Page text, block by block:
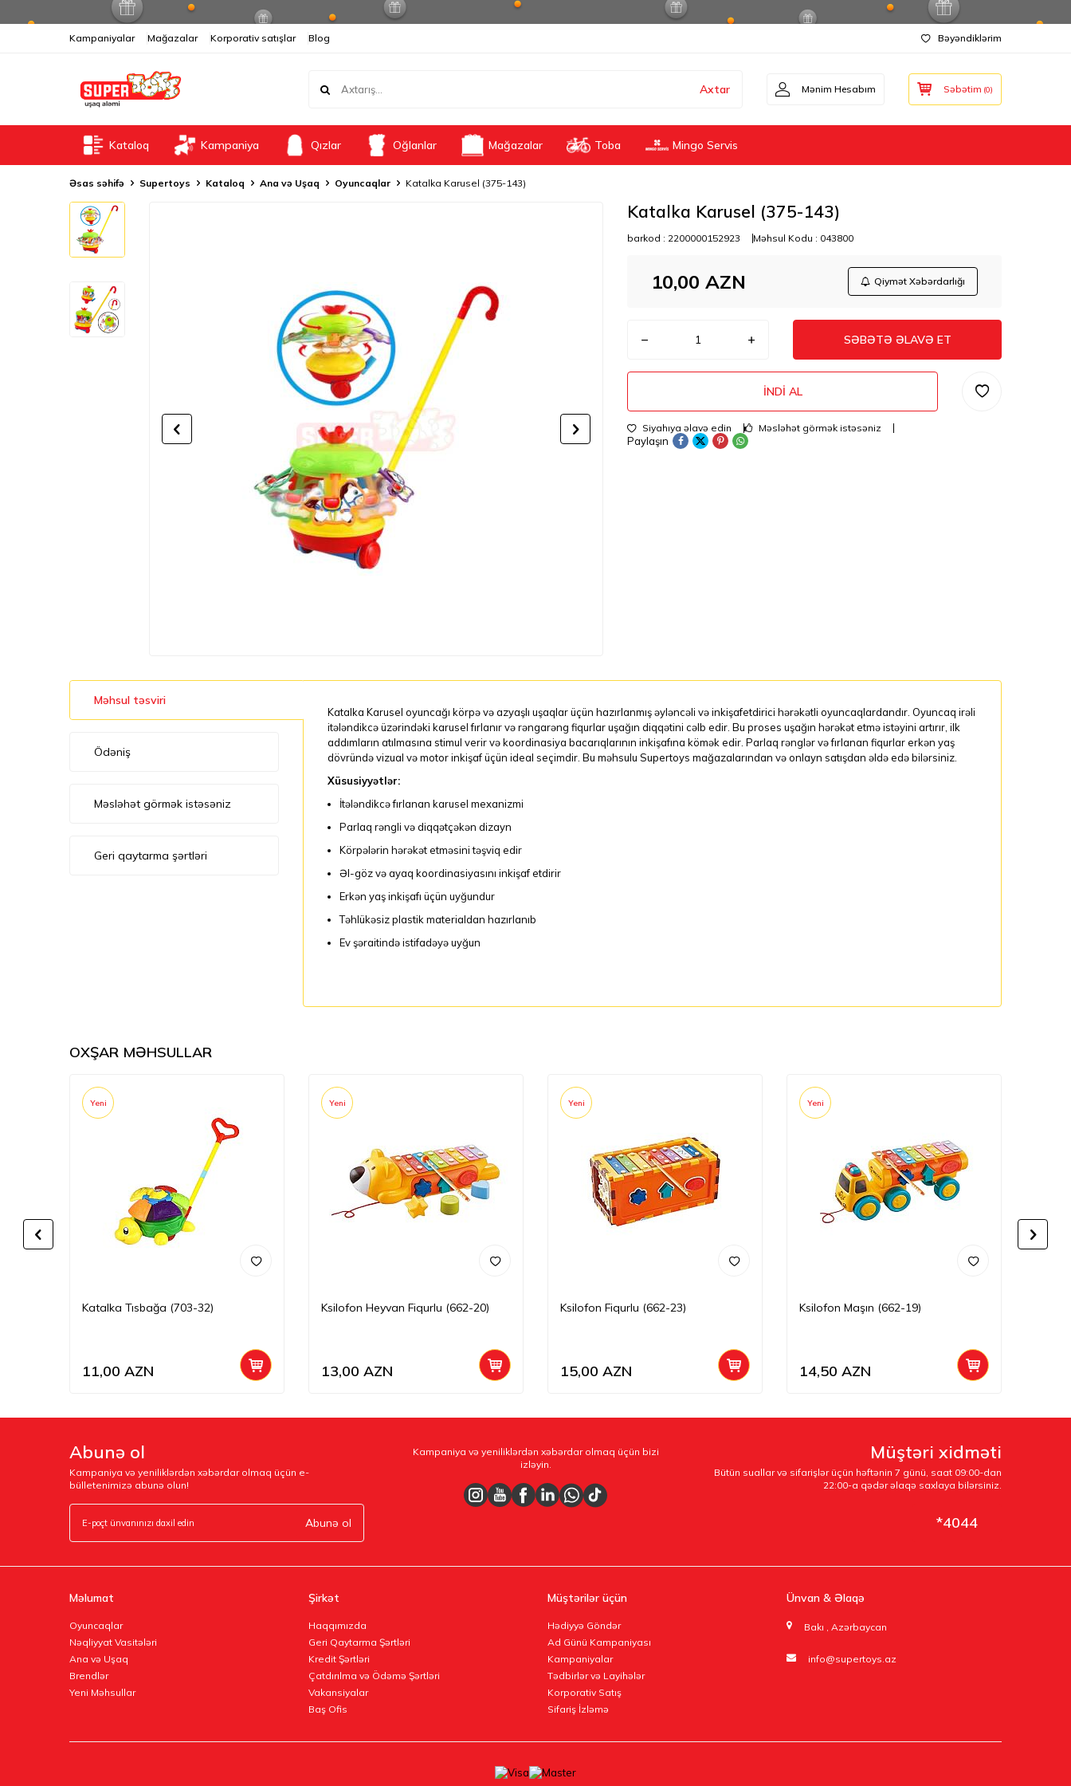
Kampaniyalar Mağazalar Korporativ satışlar Blog Bəyəndiklərim
Axtar Mənim Hesabım Səbətim (0)
Kataloq Kampaniya Qızlar Oğlanlar Mağazalar Toba Mingo Servis
Əsas səhifə Supertoys Kataloq Ana və Uşaq Oyuncaqlar Katalka Karusel (375-143)
Katalka Karusel (375-143)
barkod : 2200000152923 Məhsul Kodu : 043800
10,00 AZN Qiymət Xəbərdarlığı
SƏBƏTƏ ƏLAVƏ ET
İNDI AL
Siyahıya əlavə edin Məsləhət görmək istəsəniz
Paylaşın
Məhsul təsviri
Ödəniş
Məsləhət görmək istəsəniz
Geri qaytarma şərtləri
Katalka Karusel oyuncağı körpə və azyaşlı uşaqlar üçün hazırlanmış əyləncəli və inkişafetdirici hərəkətli oyuncaqlardandır. Oyuncaq irəli
itələndikcə üzərindəki karusel fırlanır və rəngarəng fiqurlar uşağın diqqətini cəlb edir. Bu proses uşağın hərəkət etmə istəyini artırır, ilk
addımların atılmasına stimul verir və koordinasiya bacarıqlarının inkişafına kömək edir. Parlaq rənglər və fırlanan fiqurlar erkən yaş
dövründə vizual və motor inkişaf üçün ideal seçimdir. Bu məhsulu Supertoys mağazalarından və onlayn satışdan əldə edə bilərsiniz.
Xüsusiyyətlər:
İtələndikcə fırlanan karusel mexanizmi
Parlaq rəngli və diqqətçəkən dizayn
Körpələrin hərəkət etməsini təşviq edir
Əl-göz və ayaq koordinasiyasını inkişaf etdirir
Erkən yaş inkişafı üçün uyğundur
Təhlükəsiz plastik materialdan hazırlanıb
Ev şəraitində istifadəyə uyğun
OXŞAR MƏHSULLAR
Yeni
Katalka Tısbağa (703-32)
11,00 AZN
Yeni
Ksilofon Heyvan Fiqurlu (662-20)
13,00 AZN
Yeni
Ksilofon Fiqurlu (662-23)
15,00 AZN
Yeni
Ksilofon Maşın (662-19)
14,50 AZN
Abunə ol
Kampaniya və yeniliklərdən xəbərdar olmaq üçün e-
bülletenimizə abunə olun!
Abunə ol
Kampaniya və yeniliklərdən xəbərdar olmaq üçün bizi
izləyin.
Müştəri xidməti
Bütün suallar və sifarişlər üçün həftənin 7 günü, saat 09:00-dan
22:00-a qədər əlaqə saxlaya bilərsiniz.
*4044
Məlumat
Oyuncaqlar
Nəqliyyat Vasitələri
Ana və Uşaq
Brendlər
Yeni Məhsullar
Şirkət
Haqqımızda
Geri Qaytarma Şərtləri
Kredit Şərtləri
Çatdırılma və Ödəmə Şərtləri
Vakansiyalar
Baş Ofis
Müştərilər üçün
Hədiyyə Göndər
Ad Günü Kampaniyası
Kampaniyalar
Tədbirlər və Layihələr
Korporativ Satış
Sifariş İzləmə
Ünvan & Əlaqə
Bakı , Azərbaycan
info@supertoys.az